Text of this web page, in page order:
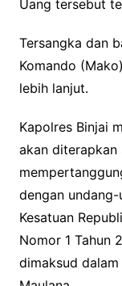
Uang tersebut
Tersangka dan
Komando
lebih lanjut.
Kapolres Binjai
akan diterapkan
dengan
Kesatuan
Nomor 1 Tahun
dimaksud dalam